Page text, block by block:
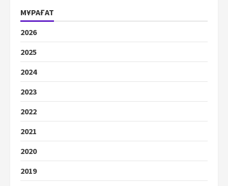
МҰРАҒАТ
2026
2025
2024
2023
2022
2021
2020
2019